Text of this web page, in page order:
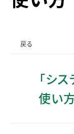
戻る
「シ
使い